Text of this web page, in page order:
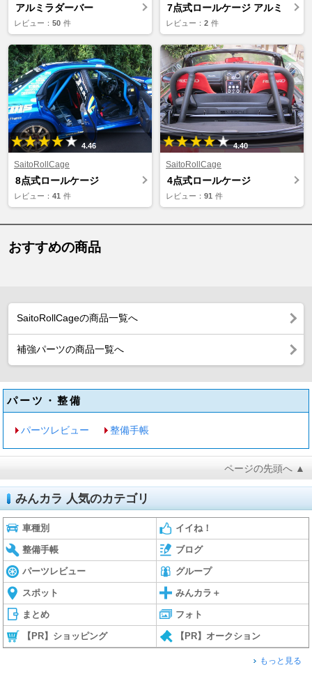
アルミラダーバー
レビュー： 50 件
7点式ロールケージ アルミ
レビュー： 2 件
4.46
SaitoRollCage
8点式ロールケージ
レビュー： 41 件
4.40
SaitoRollCage
4点式ロールケージ
レビュー： 91 件
おすすめの商品
SaitoRollCageの商品一覧へ
補強パーツの商品一覧へ
パーツ・整備
パーツレビュー 整備手帳
ページの先頭へ ▲
みんカラ 人気のカテゴリ
車種別 イイね！
整備手帳 ブログ
パーツレビュー グループ
スポット みんカラ＋
まとめ フォト
【PR】ショッピング 【PR】オークション
もっと見る